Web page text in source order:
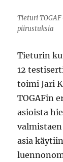
Tieturi
piirustuksia
Tieturin
12
toimi Jari
TOGAFin
asioista
asia